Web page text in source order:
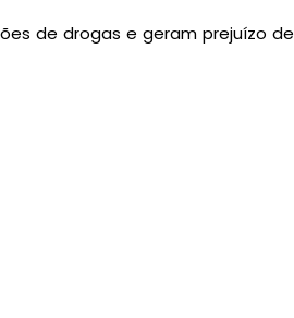
de drogas e geram prejuízo de